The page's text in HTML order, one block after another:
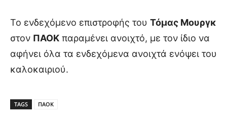
Το ενδεχόμενο επιστροφής του Τόμας Μουργκ
στον ΠΑΟΚ παραμένει ανοιχτό, με τον ίδιο να
αφήνει όλα τα ενδεχόμενα ανοιχτά ενόψει του
καλοκαιριού.
TAGS ΠΑΟΚ